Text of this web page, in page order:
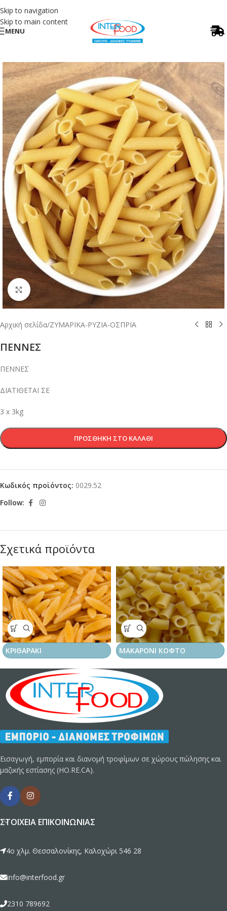
Skip to navigation
Skip to main content
MENU
Κλικ για μεγέθυνση
Αρχική σελίδα/ΖΥΜΑΡΙΚΑ-ΡΥΖΙΑ-ΟΣΠΡΙΑ
ΠΕΝΝΕΣ
ΠΕΝΝΕΣ
ΔΙΑΤΙΘΕΤΑΙ ΣΕ
3 x 3kg
ΠΡΟΣΘΉΚΗ ΣΤΟ ΚΑΛΆΘΙ
Κωδικός προϊόντος: 0029.52
Follow:
Σχετικά προϊόντα
ΚΡΙΘΑΡΑΚΙ ΜΑΚΑΡΟΝΙ ΚΟΦΤΟ
Εισαγωγή, εμπορία και διανομή τροφίμων σε χώρους πώλησης και
μαζικής εστίασης (HO.RE.CA).
ΣΤΟΙΧΕΊΑ ΕΠΙΚΟΙΝΩΝΊΑΣ
4ο χλμ. Θεσσαλονίκης, Καλοχώρι 546 28
info@interfood.gr
2310 789692